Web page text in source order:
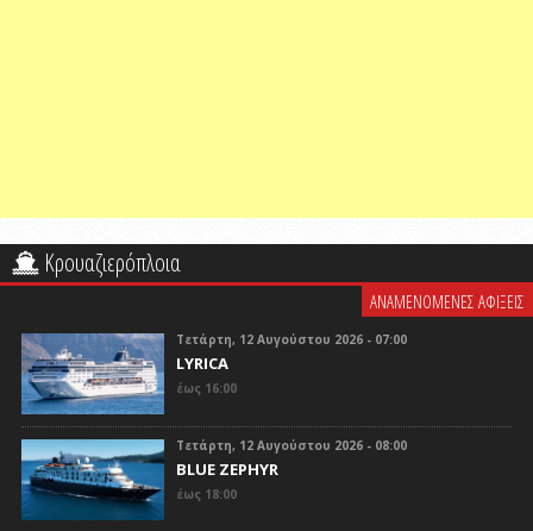
Κρουαζιερόπλοια
ΑΝΑΜΕΝΟΜΕΝΕΣ ΑΦΙΞΕΙΣ
Τετάρτη, 12 Αυγούστου 2026 - 07:00
LYRICA
έως 16:00
Τετάρτη, 12 Αυγούστου 2026 - 08:00
BLUE ZEPHYR
έως 18:00